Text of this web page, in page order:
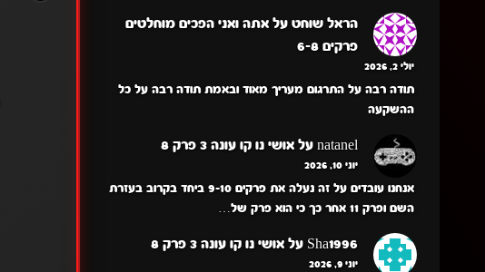
הראל שוחט עלאתה ואני הפכים מוחלטים
פרקים 6-8
יולי 2, 2026
תודה רבה על התרגום מעריך מאוד ובאמת תודה רבה על כל
ההשקעה
natanel עלאושי נו קו עונה 3 פרק 8
יוני 10, 2026
אנחנו עובדים על זה נעלה את פרקים 9-10 ביחד בקרוב בעזרת
השם ופרק 11 אחר כך כי הוא פרק של…
Sha1996 עלאושי נו קו עונה 3 פרק 8
יוני 9, 2026